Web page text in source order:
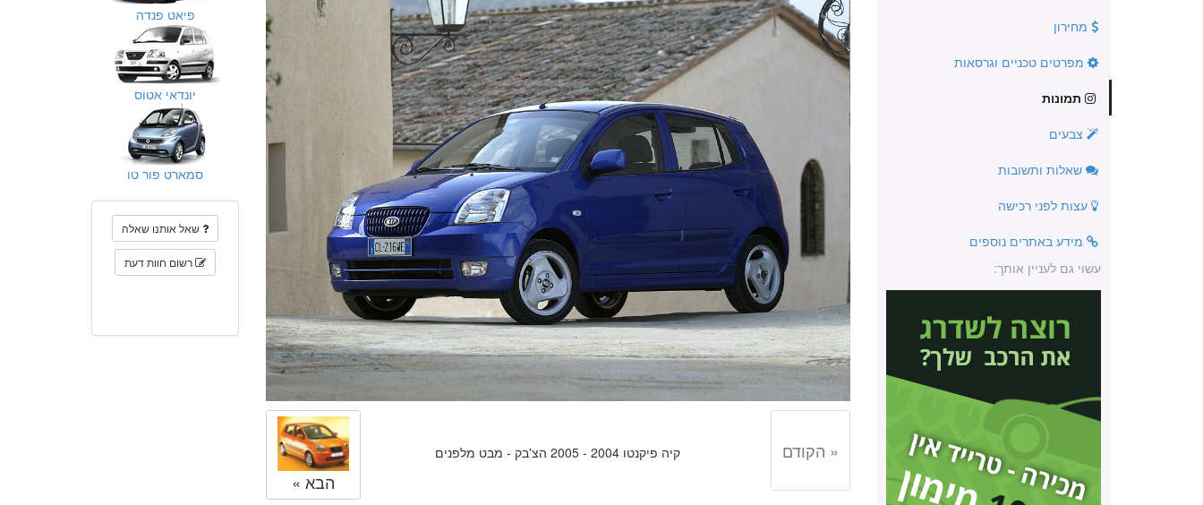
מחירון
מפרטים טכניים וגרסאות
תמונות
צבעים
שאלות ותשובות
עצות לפני רכישה
מידע באתרים נוספים
עשוי גם לעניין אותך:
« הקודם קיה פיקנטו 2004 - 2005 הצ'בק - מבט מלפנים
הבא »
פיאט פנדה
יונדאי אטוס
סמארט פור טו
שאל אותנו שאלה
רשום חוות דעת